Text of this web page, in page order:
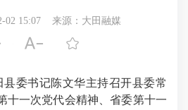
02 15:07 来源：大田融媒
 
委书记陈文华主持召开县委常
十一次党代会精神、省委第十一